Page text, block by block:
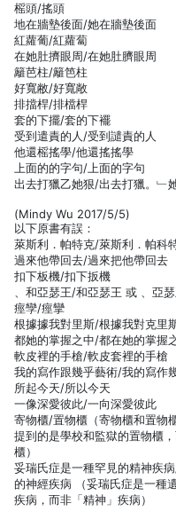
榣頭/搖頭
地在牆墊後面/她在牆墊後面
紅蘿葡/紅蘿蔔
在她肚擠眼周/在她肚臍眼周
籬芭柱/籬笆柱
好寬敝/好寬敞
排擋桿/排檔桿
套的下擺/套的下襬
受到遣責的人/受到譴責的人
他還榣搖學/他還搖搖學
上面的的字句/上面的字句
出去打獵乙她狠/出去打獵。﹂
(Mindy Wu 2017/5/5)
以下原書有誤：
萊斯利．帕特克/萊斯利．帕科
過來他帶回去/過來把他帶回去
扣下板機/扣下扳機
、和亞瑟王/和亞瑟王 或 、亞
痙孿/痙攣
根據據我對里斯/根據我對克里
都她的掌握之中/都在她的掌握
軟皮裡的手槍/軟皮套裡的手槍
我的寫作跟幾乎藝術/我的寫作
所起今天/所以今天
一像深愛彼此/一向深愛彼此
寄物櫃/置物櫃（寄物櫃和置物
提到的是學校和監獄的置物櫃
櫃）
妥瑞氏症是一種罕見的精神疾
的神經疾病 （妥瑞氏症是一種
疾病，而非「精神」疾病）